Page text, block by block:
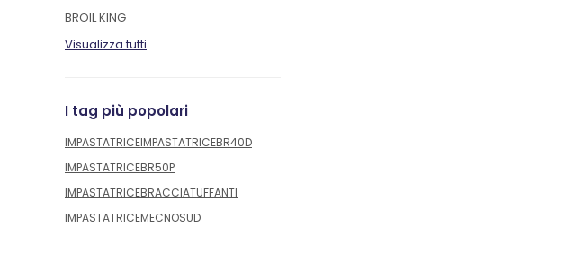
BROIL KING
Visualizza tutti
I tag più popolari
IMPASTATRICEIMPASTATRICEBR40D
IMPASTATRICEBR50P
IMPASTATRICEBRACCIATUFFANTI
IMPASTATRICEMECNOSUD